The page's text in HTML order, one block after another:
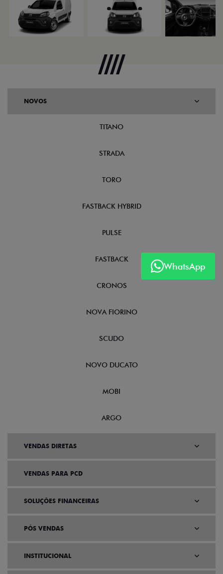
WhatsApp
NOVOS
TITANO
STRADA
TORO
FASTBACK HYBRID
PULSE
FASTBACK
CRONOS
NOVA FIORINO
SCUDO
NOVO DUCATO
MOBI
ARGO
VENDAS DIRETAS
VENDAS PARA PCD
SOLUÇÕES FINANCEIRAS
PÓS VENDAS
INSTITUCIONAL